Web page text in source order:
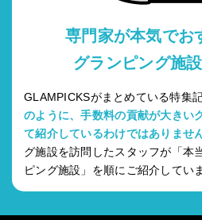
専門家が本気でお
グランピング施
GLAMPICKSがまとめている特集
のように、手数料の貢献が大きい
て紹介しているわけではありません
グ施設を訪問したスタッフが「本
ピング施設」を順にご紹介してい